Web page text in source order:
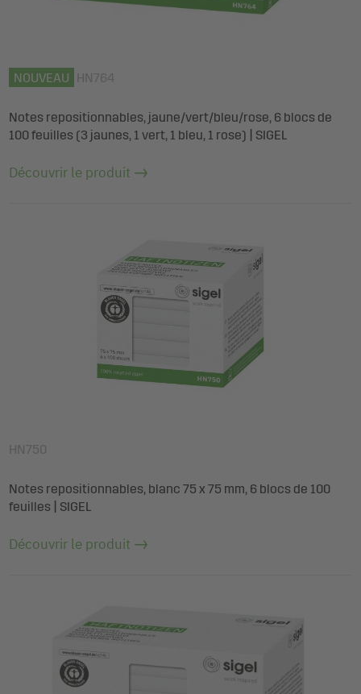
NOUVEAU HN764
Notes repositionnables, jaune/vert/bleu/rose, 6 blocs de
100 feuilles (3 jaunes, 1 vert, 1 bleu, 1 rose) | SIGEL
Découvrir le produit
HN750
Notes repositionnables, blanc 75 x 75 mm, 6 blocs de 100
feuilles | SIGEL
Découvrir le produit